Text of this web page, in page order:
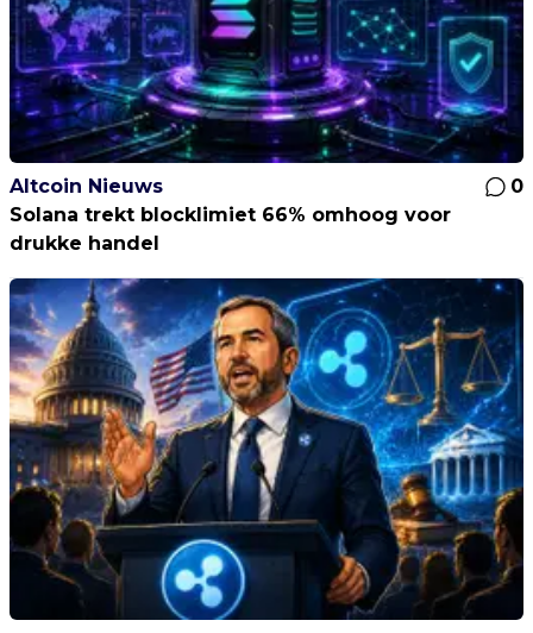
Altcoin Nieuws
0
Solana trekt blocklimiet 66% omhoog voor
drukke handel